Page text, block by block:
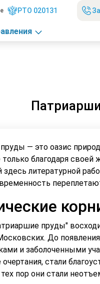
РТО 020131
— это оазис
благодаря своей
здесь литературной
пруды"
До
и заболоченными
очертания, стали
пор они стали